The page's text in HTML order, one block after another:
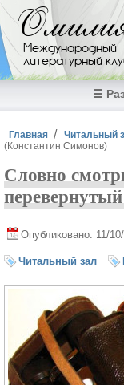
Перейти к основному
Международный
литературный
☰
Вы здесь
Главная Читальный
(Константин Симонов)
Словно
Опубликовано: 11/
Читальный зал